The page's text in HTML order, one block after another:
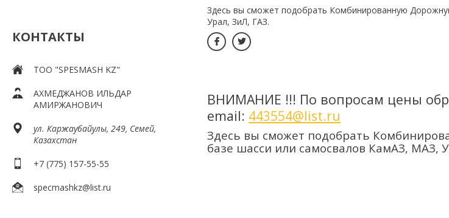
КОНТАКТЫ
ТOO "SPESMASH KZ"
АХМЕДЖАНОВ ИЛЬДАР
АМИРЖАНОВИЧ
ул. Каржаубайулы, 249, Семей,
Казахстан
+7 (775) 157-55-55
specmashkz@list.ru
Здесь вы сможет подобрать Комбинированную
Урал, ЗиЛ, ГАЗ.
ВНИМАНИЕ !!! По вопросам цены
email: 443554@list.ru
Здесь вы сможет подобрать
базе шасси или самосвалов КамАЗ, МАЗ,